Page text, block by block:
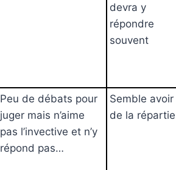
devra y
répondre
souvent
Peu de débats pour
juger mais n’aime
pas l’invective et n’y
répond pas…
Semble avoir
de la